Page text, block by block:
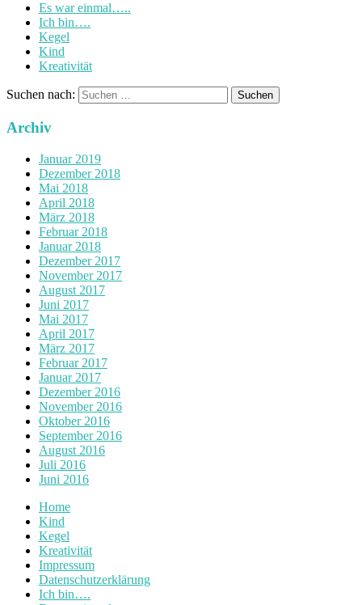
Es war einmal…..
Ich bin….
Kegel
Kind
Kreativität
Suchen nach:
Archiv
Januar 2019
Dezember 2018
Mai 2018
April 2018
März 2018
Februar 2018
Januar 2018
Dezember 2017
November 2017
August 2017
Juni 2017
Mai 2017
April 2017
März 2017
Februar 2017
Januar 2017
Dezember 2016
November 2016
Oktober 2016
September 2016
August 2016
Juli 2016
Juni 2016
Home
Kind
Kegel
Kreativität
Impressum
Datenschutzerklärung
Ich bin….